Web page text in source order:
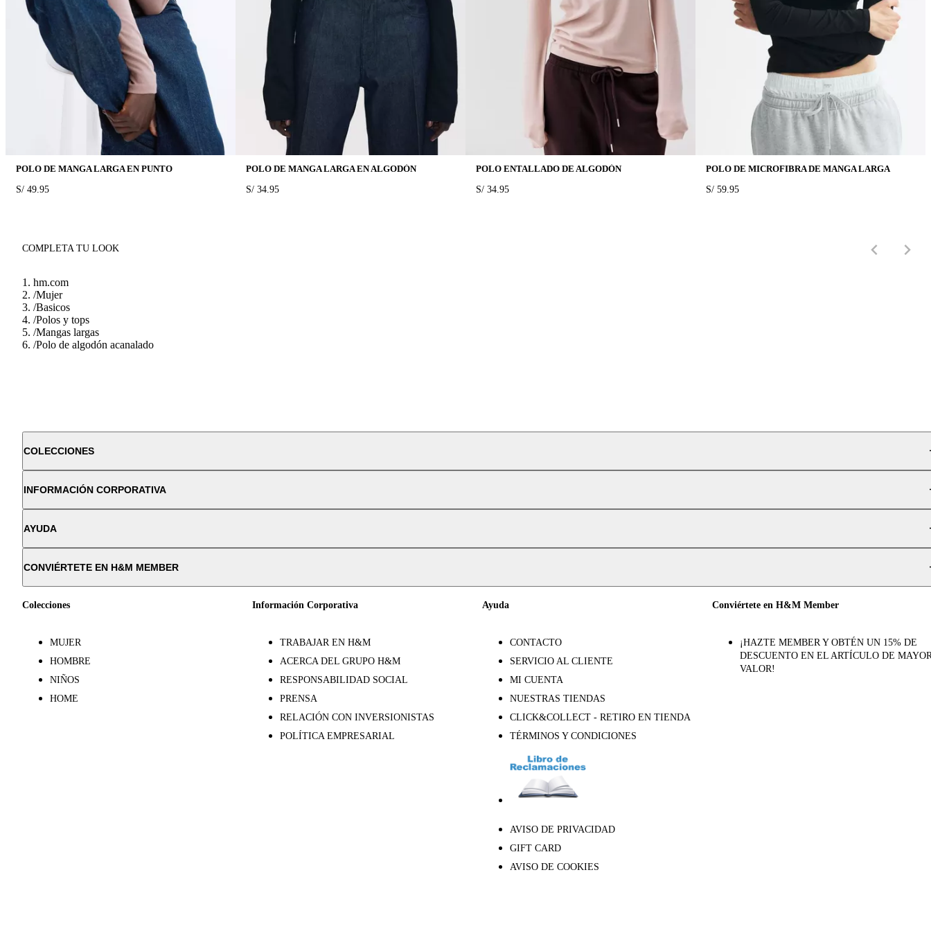
POLO DE MANGA LARGA EN PUNTO
PRICE:
S/ 49.95
POLO DE MANGA LARGA EN ALGODÓN
PRICE:
S/ 34.95
POLO ENTALLADO DE ALGODÓN
PRICE:
S/ 34.95
POLO DE MICROFIBRA DE MANGA LARGA
PRICE:
S/ 59.95
COMPLETA TU LOOK
hm.com
/Mujer
/Basicos
/Polos y tops
/Mangas largas
/Polo de algodón acanalado
COLECCIONES
INFORMACIÓN CORPORATIVA
AYUDA
CONVIÉRTETE EN H&M MEMBER
Colecciones
MUJER
HOMBRE
NIÑOS
HOME
Información Corporativa
TRABAJAR EN H&M
ACERCA DEL GRUPO H&M
RESPONSABILIDAD SOCIAL
PRENSA
RELACIÓN CON INVERSIONISTAS
POLÍTICA EMPRESARIAL
Ayuda
CONTACTO
SERVICIO AL CLIENTE
MI CUENTA
NUESTRAS TIENDAS
CLICK&COLLECT - RETIRO EN TIENDA
TÉRMINOS Y CONDICIONES
AVISO DE PRIVACIDAD
GIFT CARD
AVISO DE COOKIES
Conviértete en H&M Member
¡HAZTE MEMBER Y OBTÉN UN 15% DE
DESCUENTO EN EL ARTÍCULO DE
VALOR!